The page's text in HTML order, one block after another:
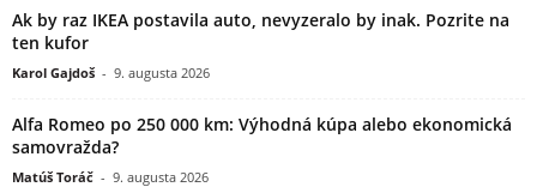
Ak by raz IKEA postavila auto, nevyzeralo by inak. Pozrite na
ten kufor
Karol Gajdoš - 9. augusta 2026
Alfa Romeo po 250 000 km: Výhodná kúpa alebo ekonomická
samovražda?
Matúš Toráč - 9. augusta 2026